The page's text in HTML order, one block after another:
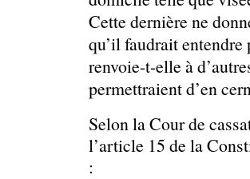
Cette dernière ne
qu’il faudrait
renvoie-t-elle à
permettraient d’en
Selon la Cour de
l’article 15 de la
: